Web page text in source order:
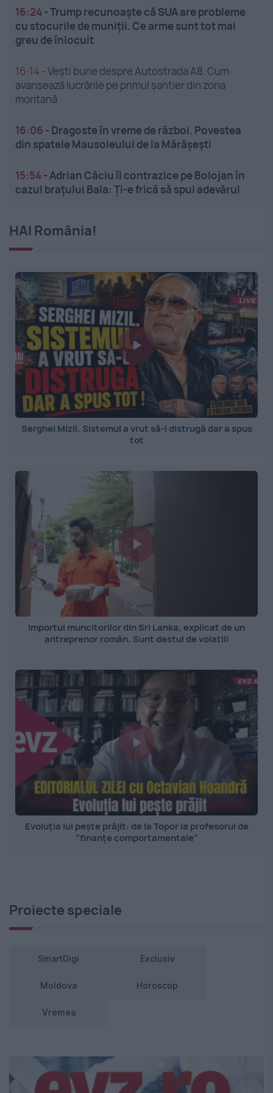
16:24-Trump recunoaște că SUA are probleme
cu stocurile de muniții. Ce arme sunt tot mai
greu de înlocuit
16:14 -Vești bune despre Autostrada A8. Cum
avansează lucrările pe primul șantier din zona
montană
16:06 - Dragoste în vreme de război. Povestea
din spatele Mausoleului de la Mărășești
15:54-Adrian Câciu îl contrazice pe Bolojan în
cazul brațului Bala: Ți-e frică să spui adevărul
HAI România!
Serghei Mizil. Sistemul a vrut să-l distrugă dar a spus
tot
Importul muncitorilor din Sri Lanka, explicat de un
antreprenor român. Sunt destul de volatili
Evoluția lui pește prăjit: de la Topor la profesorul de
”finanțe comportamentale”
Proiecte speciale
SmartDigi Exclusiv
Moldova Horoscop
Vremea